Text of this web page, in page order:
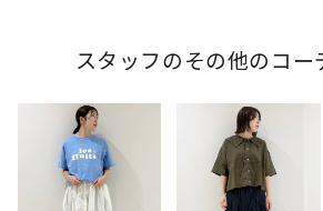
スタッフのその他のコー